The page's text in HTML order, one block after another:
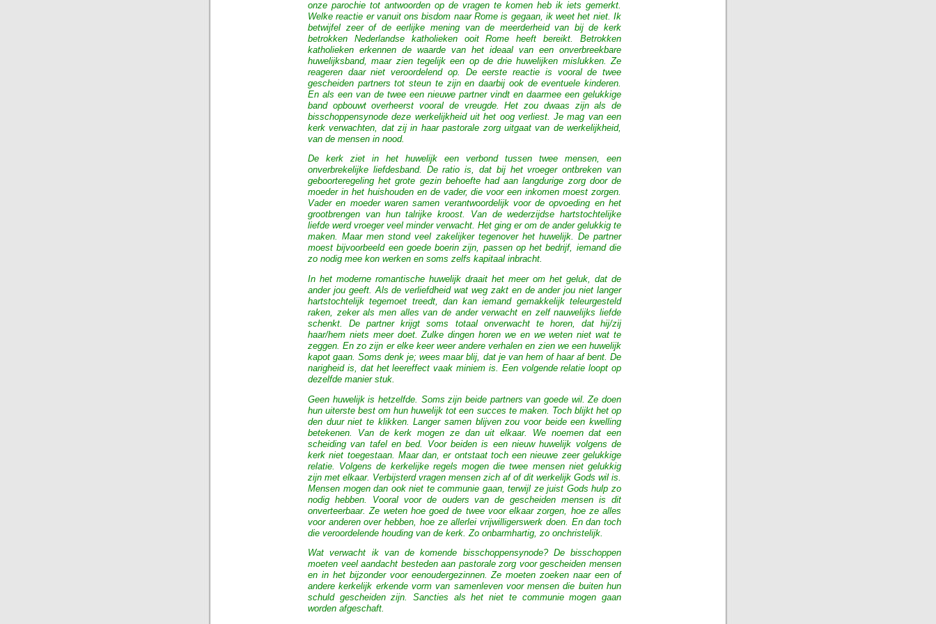
onze parochie tot antwoorden op de vragen te komen heb ik iets gemerkt.
Welke reactie er vanuit ons bisdom naar Rome is gegaan, ik weet het niet. Ik
betwijfel zeer of de eerlijke mening van de meerderheid van bij de kerk
betrokken Nederlandse katholieken ooit Rome heeft bereikt. Betrokken
katholieken erkennen de waarde van het ideaal van een onverbreekbare
huwelijksband, maar zien tegelijk een op de drie huwelijken mislukken. Ze
reageren daar niet veroordelend op. De eerste reactie is vooral de twee
gescheiden partners tot steun te zijn en daarbij ook de eventuele kinderen.
En als een van de twee een nieuwe partner vindt en daarmee een gelukkige
band opbouwt overheerst vooral de vreugde. Het zou dwaas zijn als de
bisschoppensynode deze werkelijkheid uit het oog verliest. Je mag van een
kerk verwachten, dat zij in haar pastorale zorg uitgaat van de werkelijkheid,
van de mensen in nood.
De kerk ziet in het huwelijk een verbond tussen twee mensen, een
onverbrekelijke liefdesband. De ratio is, dat bij het vroeger ontbreken van
geboorteregeling het grote gezin behoefte had aan langdurige zorg door de
moeder in het huishouden en de vader, die voor een inkomen moest zorgen.
Vader en moeder waren samen verantwoordelijk voor de opvoeding en het
grootbrengen van hun talrijke kroost. Van de wederzijdse hartstochtelijke
liefde werd vroeger veel minder verwacht. Het ging er om de ander gelukkig te
maken. Maar men stond veel zakelijker tegenover het huwelijk. De partner
moest bijvoorbeeld een goede boerin zijn, passen op het bedrijf, iemand die
zo nodig mee kon werken en soms zelfs kapitaal inbracht.
In het moderne romantische huwelijk draait het meer om het geluk, dat de
ander jou geeft. Als de verliefdheid wat weg zakt en de ander jou niet langer
hartstochtelijk tegemoet treedt, dan kan iemand gemakkelijk teleurgesteld
raken, zeker als men alles van de ander verwacht en zelf nauwelijks liefde
schenkt. De partner krijgt soms totaal onverwacht te horen, dat hij/zij
haar/hem niets meer doet. Zulke dingen horen we en we weten niet wat te
zeggen. En zo zijn er elke keer weer andere verhalen en zien we een huwelijk
kapot gaan. Soms denk je; wees maar blij, dat je van hem of haar af bent. De
narigheid is, dat het leereffect vaak miniem is. Een volgende relatie loopt op
dezelfde manier stuk.
Geen huwelijk is hetzelfde. Soms zijn beide partners van goede wil. Ze doen
hun uiterste best om hun huwelijk tot een succes te maken. Toch blijkt het op
den duur niet te klikken. Langer samen blijven zou voor beide een kwelling
betekenen. Van de kerk mogen ze dan uit elkaar. We noemen dat een
scheiding van tafel en bed. Voor beiden is een nieuw huwelijk volgens de
kerk niet toegestaan. Maar dan, er ontstaat toch een nieuwe zeer gelukkige
relatie. Volgens de kerkelijke regels mogen die twee mensen niet gelukkig
zijn met elkaar. Verbijsterd vragen mensen zich af of dit werkelijk Gods wil is.
Mensen mogen dan ook niet te communie gaan, terwijl ze juist Gods hulp zo
nodig hebben. Vooral voor de ouders van de gescheiden mensen is dit
onverteerbaar. Ze weten hoe goed de twee voor elkaar zorgen, hoe ze alles
voor anderen over hebben, hoe ze allerlei vrijwilligerswerk doen. En dan toch
die veroordelende houding van de kerk. Zo onbarmhartig, zo onchristelijk.
Wat verwacht ik van de komende bisschoppensynode? De bisschoppen
moeten veel aandacht besteden aan pastorale zorg voor gescheiden mensen
en in het bijzonder voor eenoudergezinnen. Ze moeten zoeken naar een of
andere kerkelijk erkende vorm van samenleven voor mensen die buiten hun
schuld gescheiden zijn. Sancties als het niet te communie mogen gaan
worden afgeschaft.